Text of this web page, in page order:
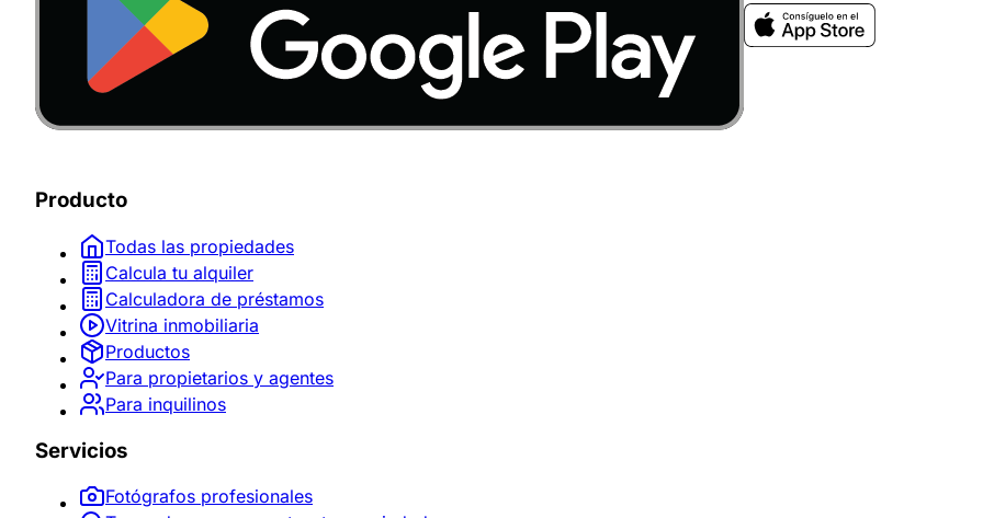
Producto
Todas las propiedades
Calcula tu alquiler
Calculadora de préstamos
Vitrina inmobiliaria
Productos
Para propietarios y agentes
Para inquilinos
Servicios
Fotógrafos profesionales